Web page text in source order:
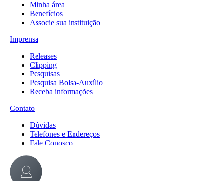
Minha área
Benefícios
Associe sua instituição
Imprensa
Releases
Clipping
Pesquisas
Pesquisa Bolsa-Auxílio
Receba informações
Contato
Dúvidas
Telefones e Endereços
Fale Conosco